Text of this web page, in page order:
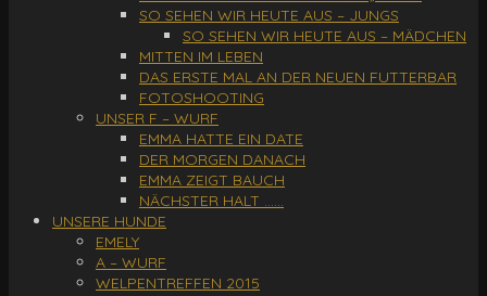
SO SEHEN WIR HEUTE AUS – JUNGS
SO SEHEN WIR HEUTE AUS – MÄDCHEN
MITTEN IM LEBEN
DAS ERSTE MAL AN DER NEUEN FUTTERBAR
FOTOSHOOTING
UNSER F – WURF
EMMA HATTE EIN DATE
DER MORGEN DANACH
EMMA ZEIGT BAUCH
NÄCHSTER HALT ……
UNSERE HUNDE
EMELY
A – WURF
WELPENTREFFEN 2015